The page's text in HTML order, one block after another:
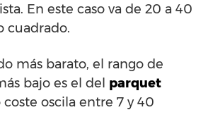
En este caso va de 20 a 40
cuadrado.
más barato, el rango de
bajo es el del parquet
coste oscila entre 7 y 40